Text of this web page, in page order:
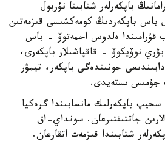
باپكەرلەر شتابىنا نۇربول
باس باپكەردىڭ كومەكشىسى قىزمەتىن
قۇرامىندا ەلدوس احمەتوۆ - باس
نوۆيكوۆ - قاقپاشىلار باپكەرى،
جونىندەگى باپكەر، تيمۋر
جۇمىس ىستەيدى.
باپكەرلىك مانسابىندا گرەكيا
جاتتىقتىرعان. سونداي-اق
شتابىندا قىزمەت اتقارعان.